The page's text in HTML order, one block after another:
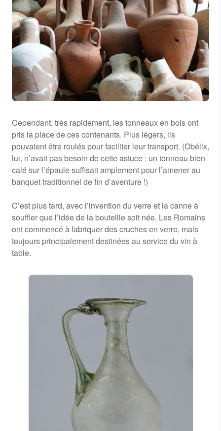
Cependant, très rapidement, les tonneaux en bois ont
pris la place de ces contenants. Plus légers, ils
pouvaient être roulés pour faciliter leur transport. (Obélix,
lui, n’avait pas besoin de cette astuce : un tonneau bien
calé sur l’épaule suffisait amplement pour l’amener au
banquet traditionnel de fin d’aventure !)
C’est plus tard, avec l’invention du verre et la canne à
souffler que l’idée de la bouteille soit née. Les Romains
ont commencé à fabriquer des cruches en verre, mais
toujours principalement destinées au service du vin à
table.